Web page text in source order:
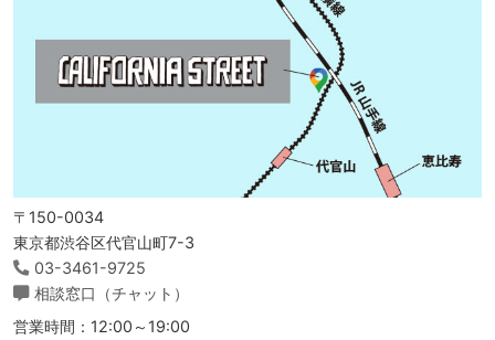
〒150-0034
東京都渋谷区代官山町7-3
03-3461-9725
相談窓口（チャット）
営業時間：12:00～19:00